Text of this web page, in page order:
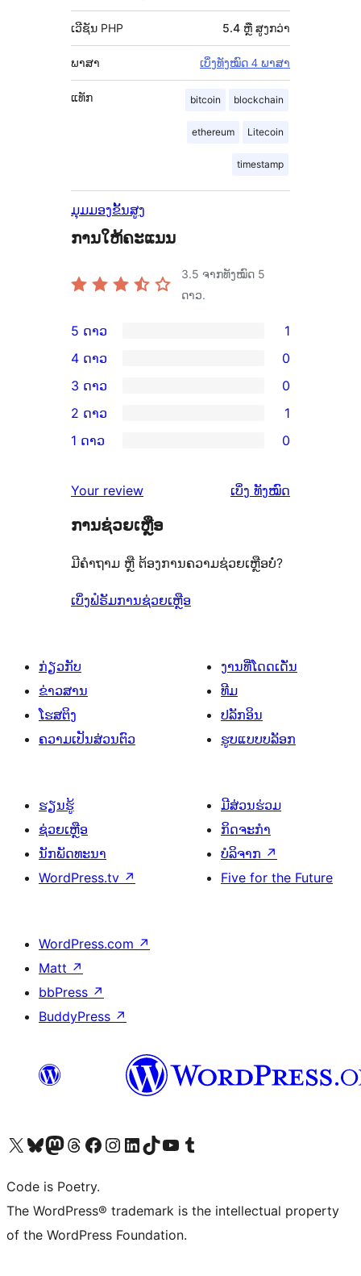
ເວີຊັນ PHP 5.4 ຫຼື ສູງກວ່າ
ພາສາ ເບິ່ງທັງໝົດ 4 ພາສາ
ແທັກ bitcoin blockchain
ethereum Litecoin
timestamp
ມຸມມອງຂັ້ນສູງ
ການໃຫ້ຄະແນນ
3.5 ຈາກທັງໝົດ 5
ດາວ.
ການ
ວິຈານ
5
ດາວ
ຈຳນວນ
ລາຍການ
5 ດາວ 1
ວິຈານ
4
ດາວ
0
ລາຍການ
4 ດາວ 0
ການ
ວິຈານ
3
ຈຳນວນ
0
3 ດາວ 0
ວິຈານ
ດາວ
ຈຳນວນ
ລາຍການ
2 ດາວ 1
1
ດາວ
0
ລາຍການ
1 ດາວ 0
Your review ເບິ່ງ ຄຳ
ທັງໝົດ
ການຊ່ວຍເຫຼືອ
ມີຄຳຖາມ ຫຼື ຕ້ອງການຄວາມຊ່ວຍເຫຼືອບໍ່?
ເບິ່ງຟໍຣັມການຊ່ວຍເຫຼືອ
ກ່ຽວກັບ
ຂ່າວສານ
ໂຮສຕິງ
ຄວາມເປັນສ່ວນຕົວ
ງານທີ່ໂດດເດັ່ນ
ທີມ
ປລັກອິນ
ຮູບແບບບລັອກ
ຮຽນຮູ້
ຊ່ວຍເຫຼືອ
ນັກພັດທະນາ
WordPress.tv ↗
ມີສ່ວນຮ່ວມ
ກິດຈະກຳ
ບໍລິຈາກ ↗
Five for the Future
WordPress.com ↗
Matt ↗
bbPress ↗
BuddyPress ↗
ຢ້ຽມຊົມບັນຊີ X (ຊື່ເກົ່າ Twitter) ຂອງພວກເຮົາຢ້ຽມຊົມບັນຊີ Bluesky ຂອງພວກເຮົາຢ້ຽມຊົມບັນຊີ Mastodon ຂອງພວກເຮົາຢ້ຽມຊົມບັນຊີ Threads ຂອງພວກເຮົາຢ້ຽມຊົມໜ້າ Facebook ຂອງພວກເຮົາຢ້ຽມຊົມບັນຊີ Instagram ຂອງພວກເຮົາຢ້ຽມຊົມບັນຊີ LinkedIn ຂອງພວກເຮົາຢ້ຽມຊົມບັນຊີ TikTok ຂອງພວກເຮົາຢ້ຽມຊົມຊ່ອງ YouTube ຂອງພວກເຮົາຢ້ຽມຊົມບັນຊີ Tumblr ຂອງພວກເຮົາ
Code is Poetry.
The WordPress® trademark is the intellectual property
of the WordPress Foundation.